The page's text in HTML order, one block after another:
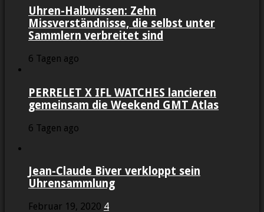
Uhren-Halbwissen: Zehn
Missverständnisse, die selbst unter
Sammlern verbreitet sind
6 Tagen ago
PERRELET X IFL WATCHES lancieren
gemeinsam die Weekend GMT Atlas
6 Tagen ago
Jean-Claude Biver verkloppt sein
Uhrensammlung
Februar 19, 2020 4